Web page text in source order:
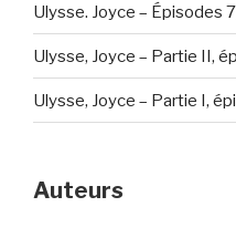
Ulysse. Joyce – Épisodes
Ulysse, Joyce – Partie II,
Ulysse, Joyce – Partie I,
Auteurs